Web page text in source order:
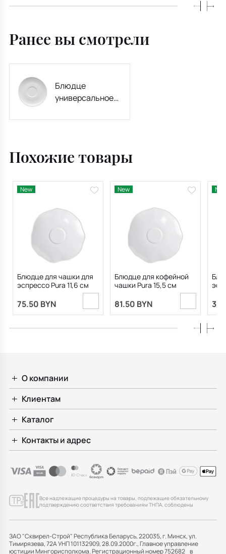
Ранее вы смотрели
Блюдце
универсальное
Похожие товары
New
Блюдце для чашки для
эспрессо Pura 11,6 см
75.50 BYN
New
Блюдце для кофейной
чашки Pura 15,5 см
81.50 BYN
О компании
Клиентам
Каталог
Контакты и адрес
Все надлежащие процедуры на товары, подлежащие обязательному
подтверждению соответствия требованиям ТНПА, соблюдены
ЗАО "Сквирел-Строй" Республика Беларусь, 220035, г. Минск, ул.
Тимирязева, 72А УНП 101132909, 28.09.2000г., Главное управление
юстиции Мингорисполкома. Регистрационный номер 752682 в